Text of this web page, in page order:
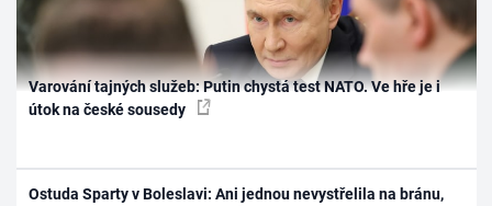
Varování tajných služeb: Putin chystá test NATO. Ve hře je i
útok na české sousedy
Ostuda Sparty v Boleslavi: Ani jednou nevystřelila na bránu,